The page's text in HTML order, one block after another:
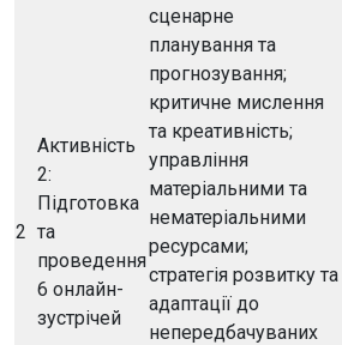
2
Активність
2:
Підготовка
та
проведення
6 онлайн-
зустрічей
сценарне
планування та
прогнозування;
критичне мислення
та креативність;
управління
матеріальними та
нематеріальними
ресурсами;
стратегія розвитку та
адаптації до
непередбачуваних